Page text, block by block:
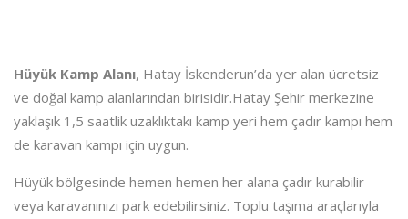
Hüyük Kamp Alanı, Hatay İskenderun’da yer alan ücretsiz
ve doğal kamp alanlarından birisidir.Hatay Şehir merkezine
yaklaşık 1,5 saatlik uzaklıktakı kamp yeri hem çadır kampı hem
de karavan kampı için uygun.
Hüyük bölgesinde hemen hemen her alana çadır kurabilir
veya karavanınızı park edebilirsiniz. Toplu taşıma araçlarıyla